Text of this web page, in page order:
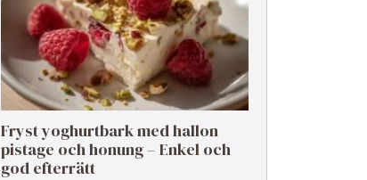
Fryst yoghurtbark med hallon
pistage och honung – Enkel och
god efterrätt